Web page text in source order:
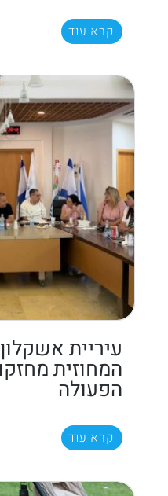
קרא עוד
עיריית
המחוזית
הפעולה
קרא עוד